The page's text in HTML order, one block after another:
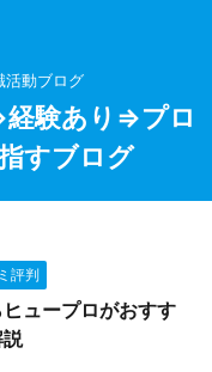
活動ブログ
経験あり⇒プロ
すブログ
評判
ュープロがおすす